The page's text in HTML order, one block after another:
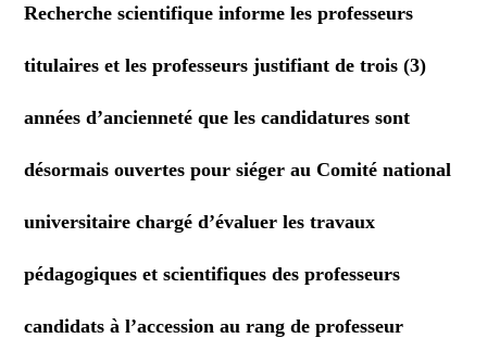
Recherche scientifique informe les professeurs
titulaires et les professeurs justifiant de trois (3)
années d’ancienneté que les candidatures sont
désormais ouvertes pour siéger au Comité national
universitaire chargé d’évaluer les travaux
pédagogiques et scientifiques des professeurs
candidats à l’accession au rang de professeur